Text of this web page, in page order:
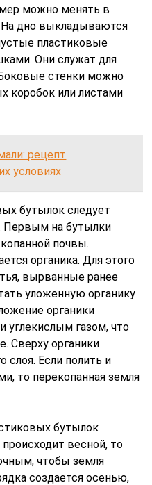
можно менять в
На дно выкладываются
пластиковые
Они служат для
стенки можно
коробок или листами
рецепт
условиях
бутылок следует
Первым на бутылки
почвы.
органика. Для этого
вырванные ранее
уложенную органику
органики
углекислым газом, что
Сверху органики
слоя. Если полить и
то перекопанная земля
бутылок
весной, то
чтобы земля
создается осенью,